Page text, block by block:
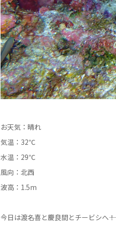
お天気：晴れ
気温：32℃
水温：29℃
風向：北西
波高：1.5m
今日は渡名喜と慶良間とチービシへ――！